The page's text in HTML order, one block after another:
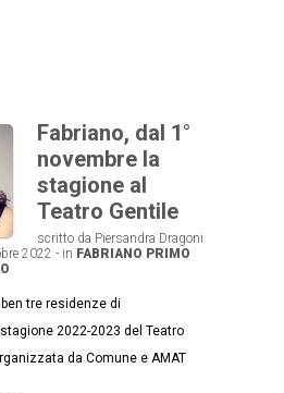
Fabriano, dal 1°
novembre la
stagione al
Teatro Gentile
scritto da Piersandra Dragoni
2022 - in FABRIANO PRIMO
tre residenze di
2022-2023 del Teatro
da Comune e AMAT